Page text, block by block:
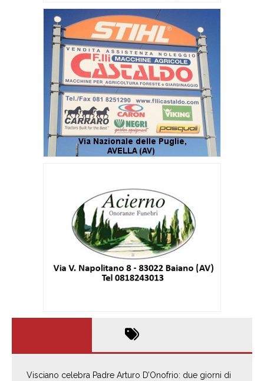
Visciano celebra Padre Arturo D’Onofrio: due giorni di